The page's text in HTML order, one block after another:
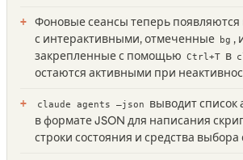
Фоновые сеансы теперь появляются
с интерактивными, отмеченные
bg ,
закрепленные с помощью Ctrl+T в
остаются активными при
claude agents —json
выводит список
в формате JSON для написания
строки состояния и средства выбора